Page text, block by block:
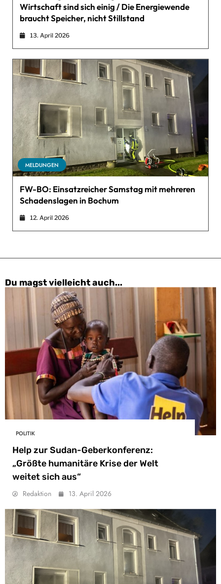
Wirtschaft sind sich einig / Die Energiewende
braucht Speicher, nicht Stillstand
13. April 2026
MELDUNGEN
FW-BO: Einsatzreicher Samstag mit mehreren
Schadenslagen in Bochum
12. April 2026
Du magst vielleicht auch...
POLITIK
Help zur Sudan-Geberkonferenz:
„Größte humanitäre Krise der Welt
weitet sich aus“
Redaktion 13. April 2026